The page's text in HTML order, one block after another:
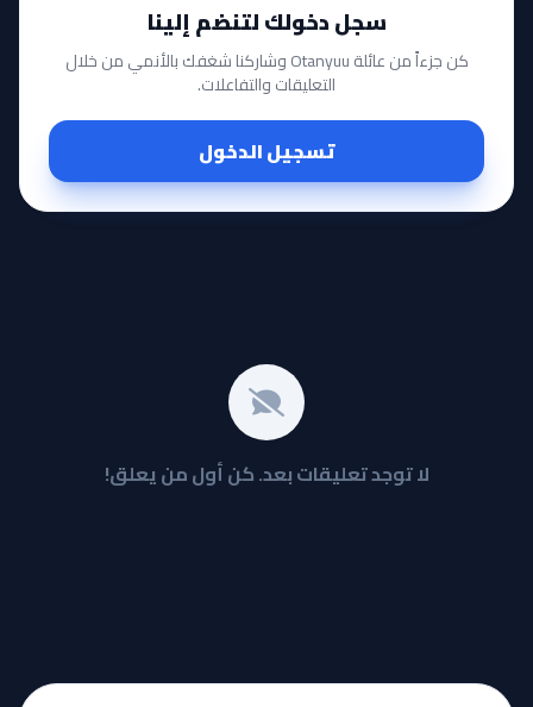
سجل دخولك لتنضم إلينا
كن جزءاً من عائلة Otanyuu وشاركنا شغفك بالأنمي من خلال
التعليقات والتفاعلات.
تسجيل الدخول
لا توجد تعليقات بعد. كن أول من يعلق!